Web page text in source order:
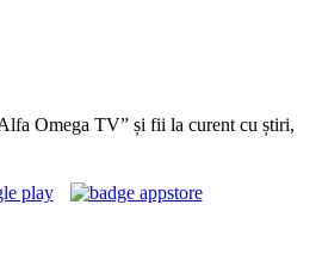
Omega TV” și fii la curent cu știri,